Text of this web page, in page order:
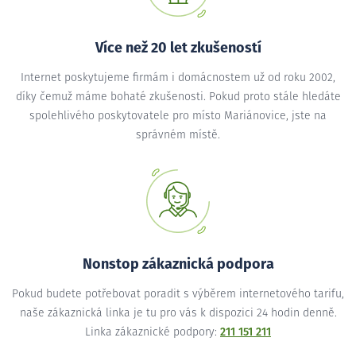
Více než 20 let zkušeností
Internet poskytujeme firmám i domácnostem už od roku 2002,
díky čemuž máme bohaté zkušenosti. Pokud proto stále hledáte
spolehlivého poskytovatele pro místo Mariánovice, jste na
správném místě.
Nonstop zákaznická podpora
Pokud budete potřebovat poradit s výběrem internetového tarifu,
naše zákaznická linka je tu pro vás k dispozici 24 hodin denně.
Linka zákaznické podpory: 211 151 211